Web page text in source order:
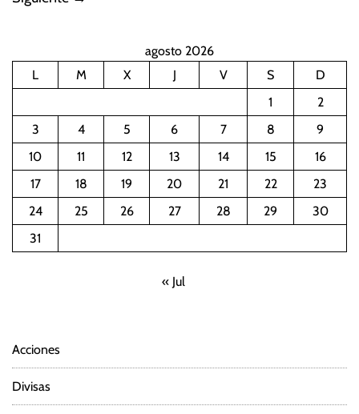
i
n
i
ó
e
n
agosto 2026
L
M X J V S
D
1
2
3
4 5 6 7 8
9
10
11 12 13 14 15
16
17
18 19 20 21 22
23
24
25 26 27 28 29
30
31
« Jul
Acciones
Divisas